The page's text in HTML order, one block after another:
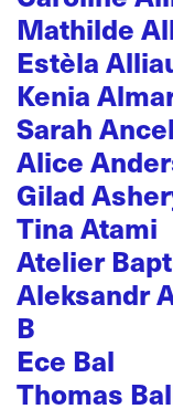
Mathilde
Estèla
Kenia
Sarah
Alice
Gilad
Tina Atami
Atelier
Aleksandr
B
Ece Bal
Thomas